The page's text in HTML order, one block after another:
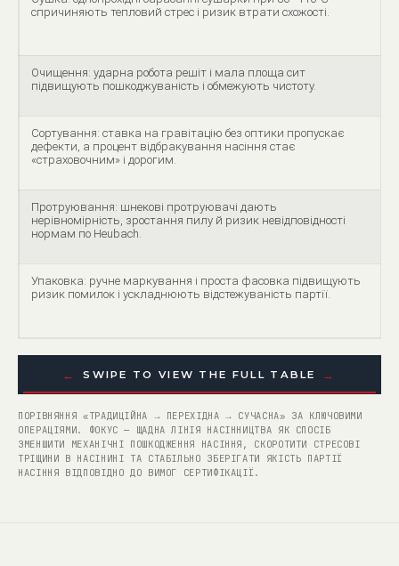
спричиняють тепловий стрес і ризик втрати схожості.
Очищення: ударна робота решіт і мала площа сит
підвищують пошкоджуваність і обмежують чистоту.
Сортування: ставка на гравітацію без оптики пропускає
дефекти, а процент відбракування насіння стає
«страховочним» і дорогим.
Протруювання: шнекові протруювачі дають
нерівномірність, зростання пилу й ризик невідповідності
нормам по Heubach.
Упаковка: ручне маркування і проста фасовка підвищують
ризик помилок і ускладнюють відстежуваність партії.
← SWIPE TO VIEW THE FULL TABLE →
ПОРІВНЯННЯ «ТРАДИЦІЙНА → ПЕРЕХІДНА → СУЧАСНА» ЗА КЛЮЧОВИМИ
ОПЕРАЦІЯМИ. ФОКУС — ЩАДНА ЛІНІЯ НАСІННИЦТВА ЯК СПОСІБ
ЗМЕНШИТИ МЕХАНІЧНІ ПОШКОДЖЕННЯ НАСІННЯ, СКОРОТИТИ СТРЕСОВІ
ТРІЩИНИ В НАСІНИНІ ТА СТАБІЛЬНО ЗБЕРІГАТИ ЯКІСТЬ ПАРТІЇ
НАСІННЯ ВІДПОВІДНО ДО ВИМОГ СЕРТИФІКАЦІЇ.